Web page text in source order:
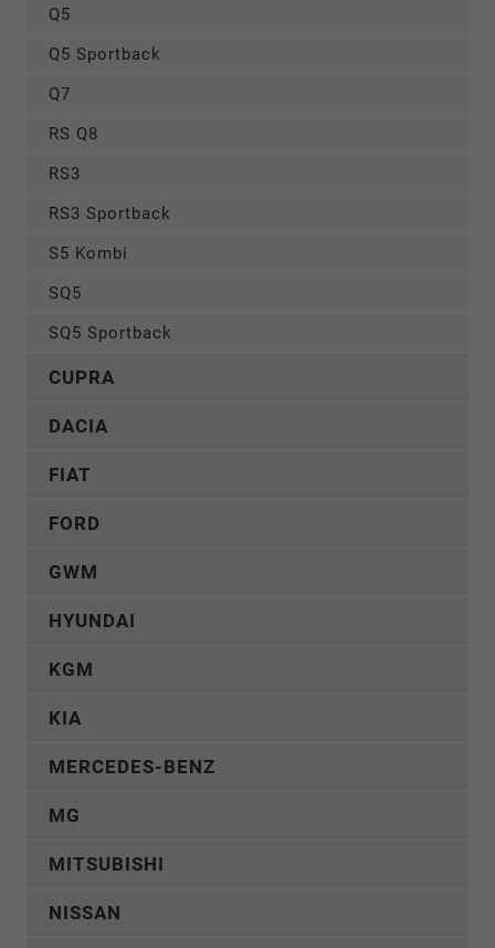
Q5
Q5 Sportback
Q7
RS Q8
RS3
RS3 Sportback
S5 Kombi
SQ5
SQ5 Sportback
CUPRA
DACIA
FIAT
FORD
GWM
HYUNDAI
KGM
KIA
MERCEDES-BENZ
MG
MITSUBISHI
NISSAN